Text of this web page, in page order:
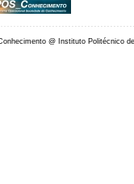
@ Instituto Politécnico